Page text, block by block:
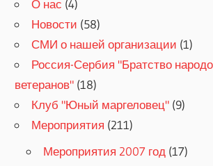
О нас (4)
Новости (58)
СМИ о нашей организации (1)
Россия-Сербия "Братство
ветеранов" (18)
Клуб "Юный маргеловец" (9)
Мероприятия (211)
Мероприятия 2007 год (17)